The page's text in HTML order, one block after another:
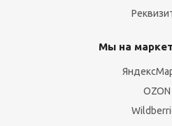
Мы на
OZON